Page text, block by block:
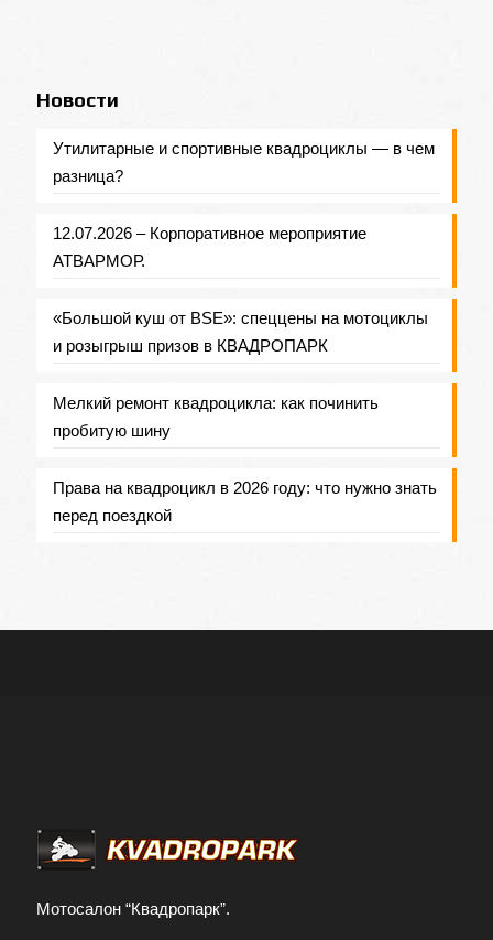
Новости
Утилитарные и спортивные квадроциклы — в чем
разница?
12.07.2026 – Корпоративное мероприятие
АТВАРМОР.
«Большой куш от BSE»: спеццены на мотоциклы
и розыгрыш призов в КВАДРОПАРК
Мелкий ремонт квадроцикла: как починить
пробитую шину
Права на квадроцикл в 2026 году: что нужно знать
перед поездкой
Мотосалон “Квадропарк”.